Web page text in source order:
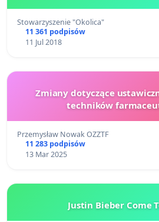
Stowarzyszenie "Okolica"
11 361 podpisów
11 Jul 2018
Zmiany dotyczące
techników
Przemysław Nowak OZZTF
11 283 podpisów
13 Mar 2025
Justin Bieber Come